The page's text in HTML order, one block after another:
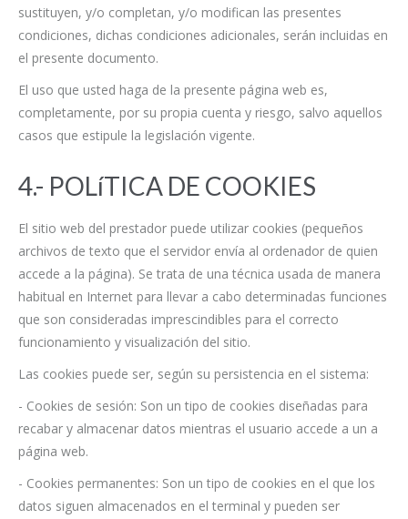
sustituyen, y/o completan, y/o modifican las presentes
condiciones, dichas condiciones adicionales, serán incluidas en
el presente documento.
El uso que usted haga de la presente página web es,
completamente, por su propia cuenta y riesgo, salvo aquellos
casos que estipule la legislación vigente.
4.- POLíTICA DE COOKIES
El sitio web del prestador puede utilizar cookies (pequeños
archivos de texto que el servidor envía al ordenador de quien
accede a la página). Se trata de una técnica usada de manera
habitual en Internet para llevar a cabo determinadas funciones
que son consideradas imprescindibles para el correcto
funcionamiento y visualización del sitio.
Las cookies puede ser, según su persistencia en el sistema:
- Cookies de sesión: Son un tipo de cookies diseñadas para
recabar y almacenar datos mientras el usuario accede a un a
página web.
- Cookies permanentes: Son un tipo de cookies en el que los
datos siguen almacenados en el terminal y pueden ser